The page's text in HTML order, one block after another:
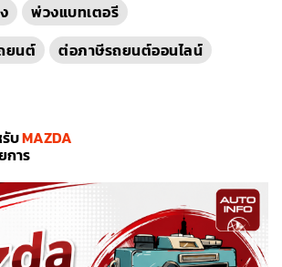
พ่วงแบทเตอรี
ยนต์
ต่อภาษีรถยนต์ออนไลน์
บMAZDA
การ